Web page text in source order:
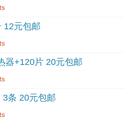
12元包邮
器+120片 20元包邮
条 20元包邮